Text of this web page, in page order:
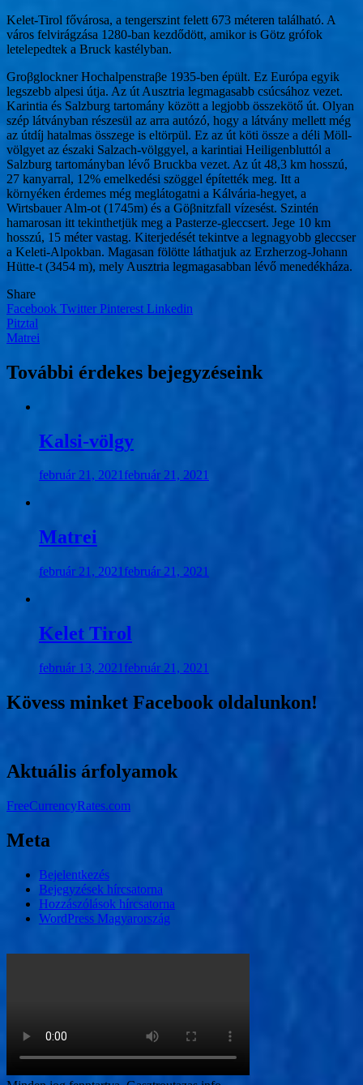
Kelet-Tirol fővárosa, a tengerszint felett 673 méteren található. A
város felvirágzása 1280-ban kezdődött, amikor is Götz grófok
letelepedtek a Bruck kastélyban.
Groβglockner Hochalpenstraβe 1935-ben épült. Ez Európa egyik
legszebb alpesi útja. Az út Ausztria legmagasabb csúcsához vezet.
Karintia és Salzburg tartomány között a legjobb összekötő út. Olyan
szép látványban részesül az arra autózó, hogy a látvány mellett még
az útdíj hatalmas összege is eltörpül. Ez az út köti össze a déli Möll-
völgyet az északi Salzach-völggyel, a karintiai Heiligenbluttól a
Salzburg tartományban lévő Bruckba vezet. Az út 48,3 km hosszú,
27 kanyarral, 12% emelkedési szöggel építették meg. Itt a
környéken érdemes még meglátogatni a Kálvária-hegyet, a
Wirtsbauer Alm-ot (1745m) és a Göβnitzfall vízesést. Szintén
hamarosan itt tekinthetjük meg a Pasterze-gleccsert. Jege 10 km
hosszú, 15 méter vastag. Kiterjedését tekintve a legnagyobb gleccser
a Keleti-Alpokban. Magasan fölötte láthatjuk az Erzherzog-Johann
Hütte-t (3454 m), mely Ausztria legmagasabban lévő menedékháza.
Share
Facebook Twitter Pinterest Linkedin
Bejegyzés
navigáció
Pitztal
Matrei
További érdekes bejegyzéseink
Kalsi-völgy
február 21, 2021február 21, 2021
Matrei
február 21, 2021 február 21, 2021
Kelet Tirol
február 13, 2021 február 21, 2021
Kövess minket Facebook oldalunkon!
Aktuális árfolyamok
FreeCurrencyRates.com
Meta
Bejelentkezés
Bejegyzések hírcsatorna
Hozzászólások hírcsatorna
WordPress Magyarország